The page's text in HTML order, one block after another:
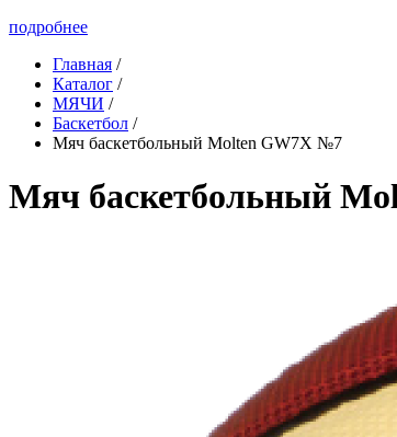
подробнее
Главная /
Каталог /
МЯЧИ /
Баскетбол /
Мяч баскетбольный Molten GW7X №7
Мяч баскетбольный